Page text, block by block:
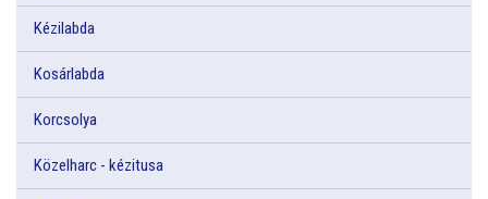
Kézilabda
Kosárlabda
Korcsolya
Közelharc - kézitusa